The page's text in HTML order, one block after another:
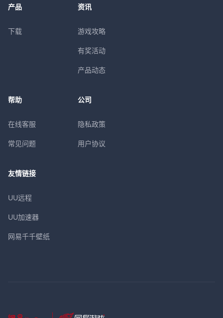
产品
下载
资讯
游戏攻略
有奖活动
产品动态
帮助
在线客服
常见问题
公司
隐私政策
用户协议
友情链接
UU远程
UU加速器
网易千千壁纸